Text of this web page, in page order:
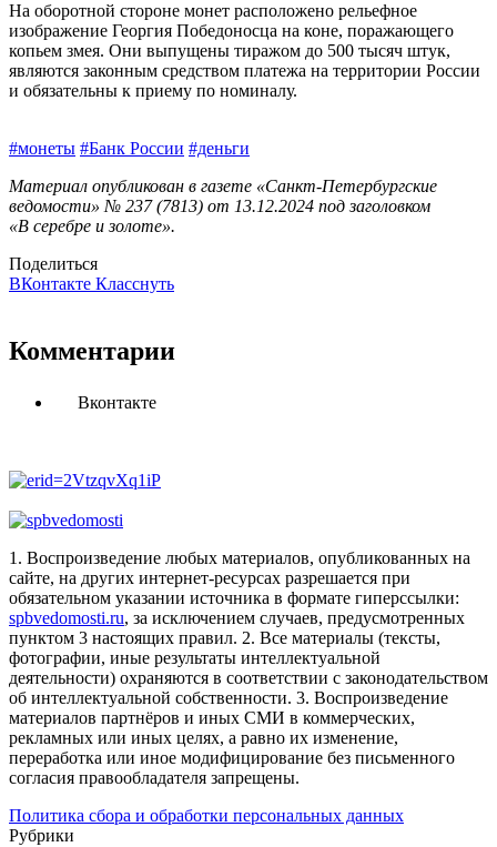
На оборотной стороне монет расположено рельефное
изображение Георгия Победоносца на коне, поражающего
копьем змея. Они выпущены тиражом до 500 тысяч штук,
являются законным средством платежа на территории России
и обязательны к приему по номиналу.
#монеты #Банк России #деньги
Материал опубликован в газете «Санкт-Петербургские
ведомости» № 237 (7813) от 13.12.2024 под заголовком
«В серебре и золоте».
Поделиться
ВКонтакте Класснуть
Комментарии
Вконтакте
1. Воспроизведение любых материалов, опубликованных на
сайте, на других интернет-ресурсах разрешается при
обязательном указании источника в формате гиперссылки:
spbvedomosti.ru, за исключением случаев, предусмотренных
пунктом 3 настоящих правил. 2. Все материалы (тексты,
фотографии, иные результаты интеллектуальной
деятельности) охраняются в соответствии с законодательством
об интеллектуальной собственности. 3. Воспроизведение
материалов партнёров и иных СМИ в коммерческих,
рекламных или иных целях, а равно их изменение,
переработка или иное модифицирование без письменного
согласия правообладателя запрещены.
Политика сбора и обработки персональных данных
Рубрики